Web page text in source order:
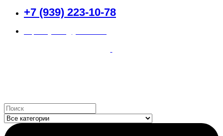
+7 (939) 223-10-78
Search
...